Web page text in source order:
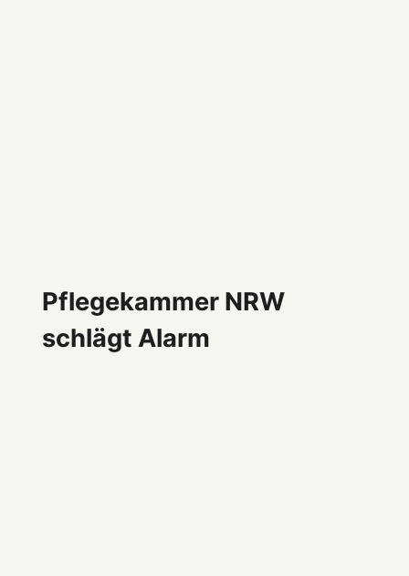
Pflegekammer NRW
schlägt Alarm